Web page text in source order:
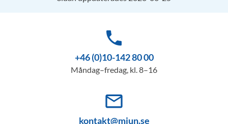
phone
+46 (0)10-142 80 00
Måndag–fredag, kl. 8–16
mail_outline
kontakt@miun.se